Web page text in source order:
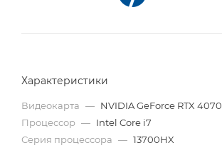
Характеристики
Видеокарта — NVIDIA GeForce RTX 4070
Процессор — Intel Core i7
Серия процессора — 13700HX